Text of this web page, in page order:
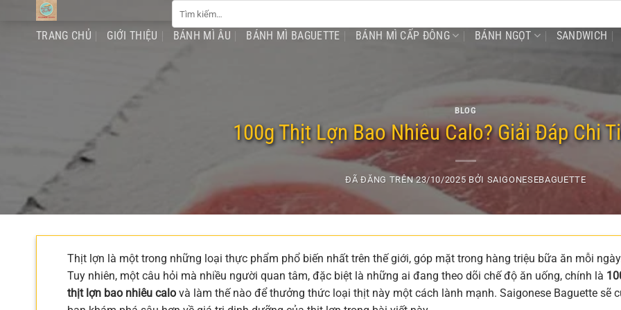
kiếm:
TRANG CHỦ GIỚI THIỆU BÁNH MÌ ÂU BÁNH MÌ BAGUETTE BÁNH MÌ CẤP ĐÔNG BÁNH NGỌT SANDWICH
BLOG
100g Thịt Lợn Bao Nhiêu Calo? Giải Đáp Chi
ĐÃ ĐĂNG TRÊN23/10/2025 BỞI SAIGONESEBAGUETTE
Thịt lợn là một trong những loại thực phẩm phổ biến nhất trên thế giới, góp mặt trong hàng triệu bữa ăn mỗi
Tuy nhiên, một câu hỏi mà nhiều người quan tâm, đặc biệt là những ai đang theo dõi chế độ ăn uống, chính là
thịt lợn bao nhiêu calo và làm thế nào để thưởng thức loại thịt này một cách lành mạnh. Saigonese Baguette sẽ